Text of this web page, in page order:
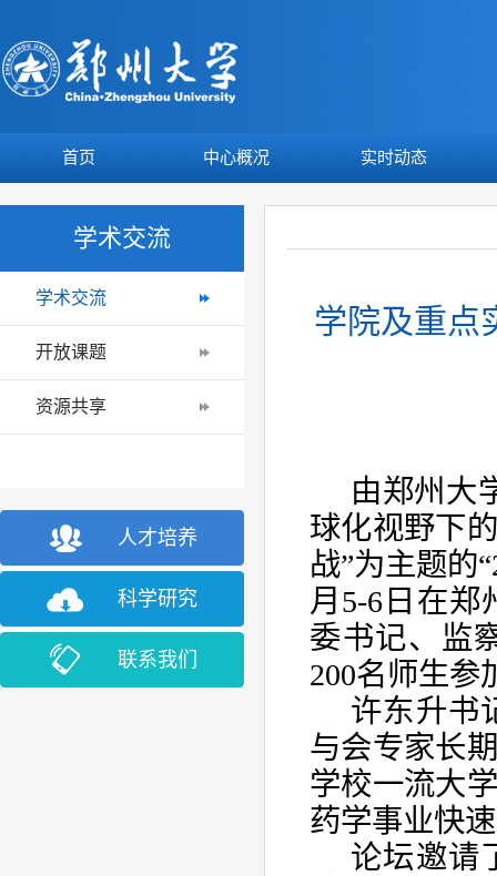
首页 中心概况 实时动态
学术交流
学术交流
开放课题
资源共享
人才培养
科学研究
联系我们
学院及重点
由郑州大
球化视野下
战”为主题的“
月 5-6 日在郑
委书记、监
200名师生参
许东升书
与会专家长
学校一流大
药学事业快
论坛邀请